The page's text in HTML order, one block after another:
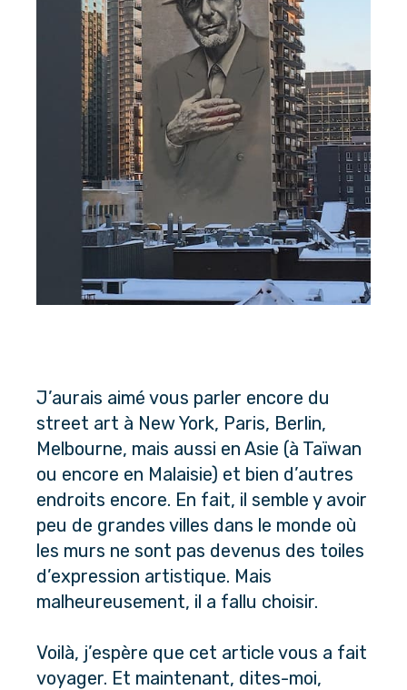
J’aurais aimé vous parler encore du
street art à New York, Paris, Berlin,
Melbourne, mais aussi en Asie (à Taïwan
ou encore en Malaisie) et bien d’autres
endroits encore. En fait, il semble y avoir
peu de grandes villes dans le monde où
les murs ne sont pas devenus des toiles
d’expression artistique. Mais
malheureusement, il a fallu choisir.
Voilà, j’espère que cet article vous a fait
voyager. Et maintenant, dites-moi,